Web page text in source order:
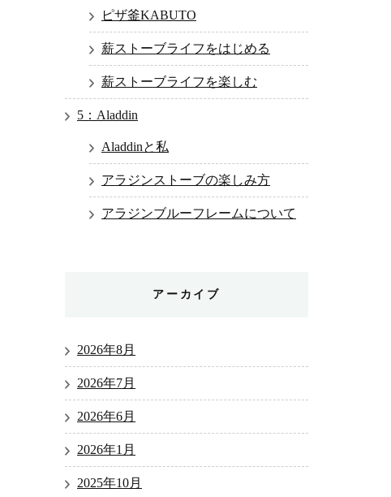
ピザ釜KABUTO
薪ストーブライフをはじめる
薪ストーブライフを楽しむ
5：Aladdin
Aladdinと私
アラジンストーブの楽しみ方
アラジンブルーフレームについて
アーカイブ
2026年8月
2026年7月
2026年6月
2026年1月
2025年10月